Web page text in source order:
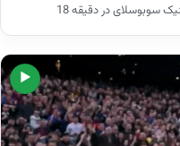
سوبوسلای در دقیقه 18
▶